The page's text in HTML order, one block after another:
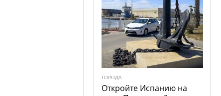
ГОРОДА
Откройте Испанию на